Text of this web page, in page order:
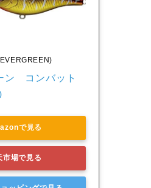
ン　コンバット
で見る
市場で見る